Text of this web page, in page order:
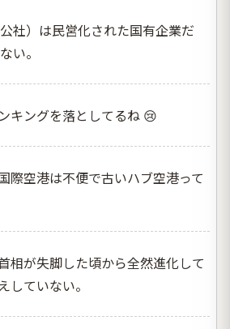
社）は民営化された国有企業だ
い。
キングを落としてるね 😢
際空港は不便で古いハブ空港って
相が失脚した頃から全然進化して
していない。